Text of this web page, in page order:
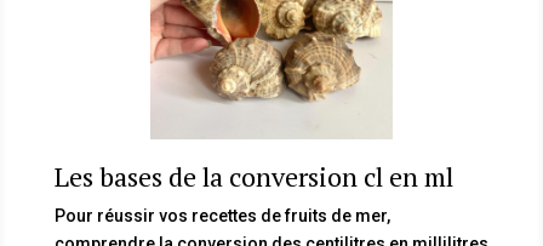
Les bases de la conversion cl en ml
Pour réussir vos recettes de fruits de mer,